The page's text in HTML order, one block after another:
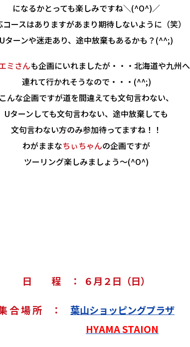
になるかとっても楽しみですね＼(^O^)／
コースはありますがあまり期待しないように（笑）
Uターンや迷走あり、途中放棄もあるかも？(^^;)
ミさんも企画にいれましたが・・・北海道や九州へ
連れて行かれそうなので・・・(^^;)
こんな企画ですが道を間違えても文句言わない、
Uターンしても文句言わない、途中放棄しても
文句言わない方のみ参加待ってますね！！
わがままなちぃちゃんの企画ですが
ツーリング楽しみましょう～(^O^)
日 程 ： ６月２日（日）
合 場 所 ： 葉山ショッピングプラザ
HYAMA STAION